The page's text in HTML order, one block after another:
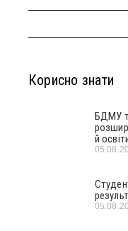
Корисно знати
БДМУ
й